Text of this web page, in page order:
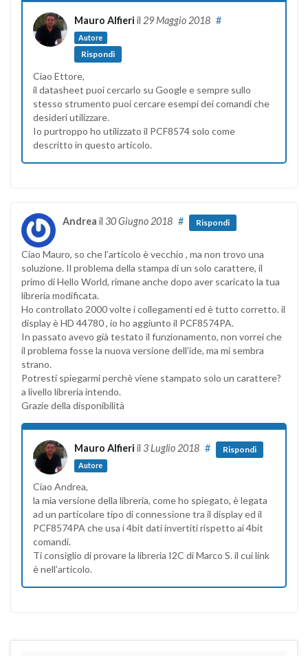
Mauro Alfieri il 29 Maggio 2018
Autore
#
Rispondi
Ciao Ettore,
il datasheet puoi cercarlo su Google e sempre sullo
stesso strumento puoi cercare esempi dei comandi che
desideri utilizzare.
Io purtroppo ho utilizzato il PCF8574 solo come
descritto in questo articolo.
Andrea il 30 Giugno 2018 # Rispondi
Ciao Mauro, so che l’articolo è vecchio , ma non trovo una
soluzione. Il problema della stampa di un solo carattere, il
primo di Hello World, rimane anche dopo aver scaricato la tua
libreria modificata.
Ho controllato 2000 volte i collegamenti ed è tutto corretto. il
display è HD 44780 , io ho aggiunto il PCF8574PA.
In passato avevo già testato il funzionamento, non vorrei che
il problema fosse la nuova versione dell’ide, ma mi sembra
strano.
Potresti spiegarmi perchè viene stampato solo un carattere?
a livello libreria intendo.
Grazie della disponibilità
Mauro Alfieri il 3 Luglio 2018
Autore
# Rispondi
Ciao Andrea,
la mia versione della libreria, come ho spiegato, è legata
ad un particolare tipo di connessione tra il display ed il
PCF8574PA che usa i 4bit dati invertiti rispetto ai 4bit
comandi.
Ti consiglio di provare la libreria I2C di Marco S. il cui link
è nell’articolo.